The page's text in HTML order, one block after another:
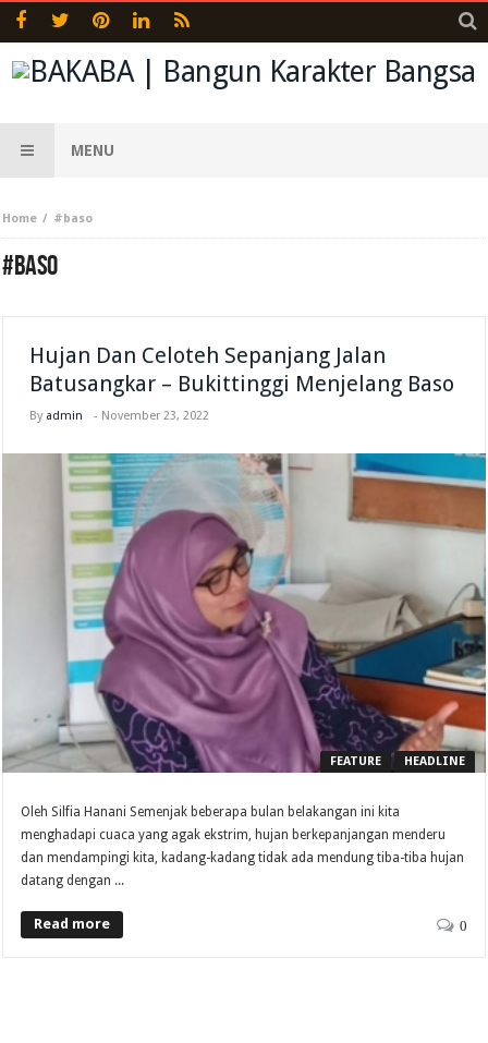
MENU
Home #baso
#BASO
Hujan Dan Celoteh Sepanjang Jalan
Batusangkar – Bukittinggi Menjelang Baso
By admin - November 23, 2022
FEATURE HEADLINE
Oleh Silfia Hanani Semenjak beberapa bulan belakangan ini kita
menghadapi cuaca yang agak ekstrim, hujan berkepanjangan menderu
dan mendampingi kita, kadang-kadang tidak ada mendung tiba-tiba hujan
datang dengan ...
Read more 0